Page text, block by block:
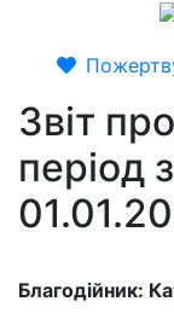
Звіт
період
Благодійник: